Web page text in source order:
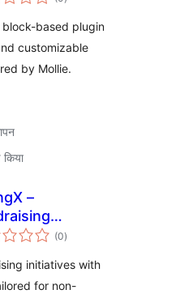
block-based plugin
customizable
by Mollie.
–
| CRM,
(0कुल
दर)
initiatives with
for non-